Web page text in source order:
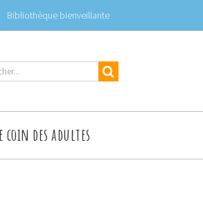
Bibliothèque bienveillante
coin des adultes